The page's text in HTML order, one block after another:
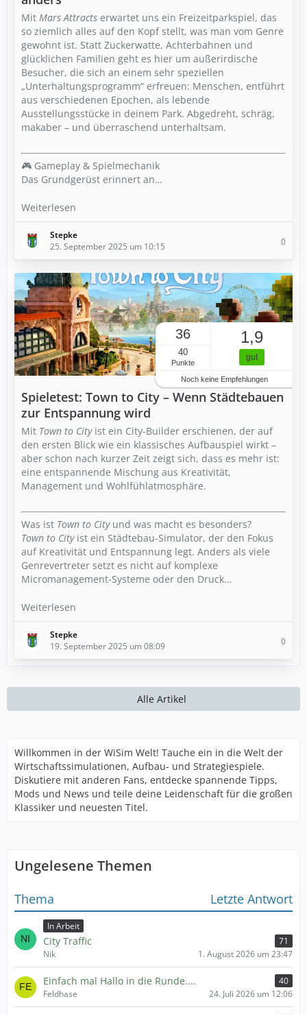
Mit Mars Attracts erwartet uns ein Freizeitparkspiel, das
so ziemlich alles auf den Kopf stellt, was man vom Genre
gewohnt ist. Statt Zuckerwatte, Achterbahnen und
glücklichen Familien geht es hier um außerirdische
Besucher, die sich an einem sehr speziellen
„Unterhaltungsprogramm“ erfreuen: Menschen, entführt
aus verschiedenen Epochen, als lebende
Ausstellungsstücke in deinem Park. Abgedreht, schräg,
makaber – und überraschend unterhaltsam.
🎮 Gameplay & Spielmechanik
Das Grundgerüst erinnert an…
Weiterlesen
Stepke
25. September 2025 um 10:15
0
36
40
Punkte
1,9
gut
Noch keine Empfehlungen
Spieletest: Town to City – Wenn Städtebauen
zur Entspannung wird
Mit Town to Cityist ein City-Builder erschienen, der auf
den ersten Blick wie ein klassisches Aufbauspiel wirkt –
aber schon nach kurzer Zeit zeigt sich, dass es mehr ist:
eine entspannende Mischung aus Kreativität,
Management und Wohlfühlatmosphäre.
Was ist Town to Cityund was macht es besonders?
Town to Cityist ein Städtebau-Simulator, der den Fokus
auf Kreativität und Entspannung legt. Anders als viele
Genrevertreter setzt es nicht auf komplexe
Micromanagement-Systeme oder den Druck…
Weiterlesen
Stepke
19. September 2025 um 08:09
0
Alle Artikel
Willkommen in der WiSim Welt! Tauche ein in die Welt der
Wirtschaftssimulationen, Aufbau- und Strategiespiele.
Diskutiere mit anderen Fans, entdecke spannende Tipps,
Mods und News und teile deine Leidenschaft für die großen
Klassiker und neuesten Titel.
Ungelesene Themen
Thema Letzte Antwort
In Arbeit
City Traffic
71
Nik
1. August 2026 um 23:47
Einfach mal Hallo in die Runde....
40
Feldhase
24. Juli 2026 um 12:06